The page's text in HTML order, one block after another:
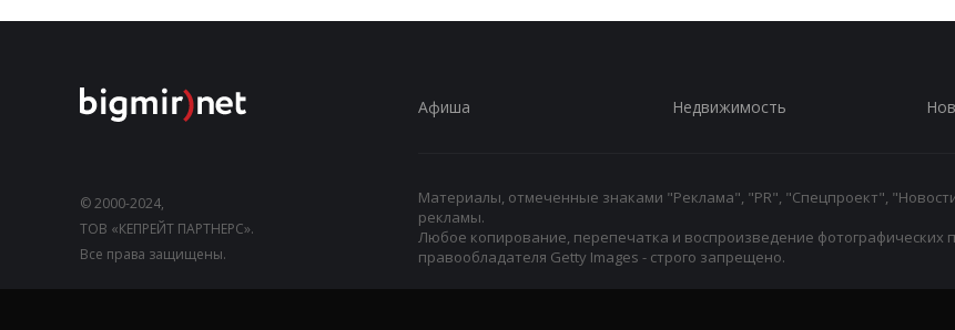
© 2000-2024,
ТОВ «КЕПРЕЙТ ПАРТНЕРС».
Все права защищены.
Афиша Недвижимость
Материалы, отмеченные знаками "Реклама", "PR", "Спецпроект",
рекламы.
Любое копирование, перепечатка и воспроизведение
правообладателя Getty Images - строго запрещено.